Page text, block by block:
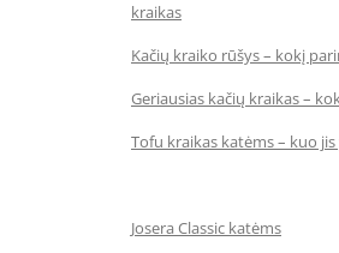
kraikas
Kačių kraiko rūšys – kokį
Geriausias kačių kraikas –
Tofu kraikas katėms – kuo
Josera Classic katėms